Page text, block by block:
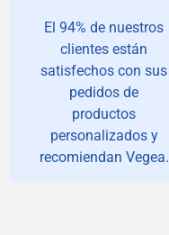
El 94% de nuestros
clientes están
satisfechos con sus
pedidos de
productos
personalizados y
recomiendan Vegea.